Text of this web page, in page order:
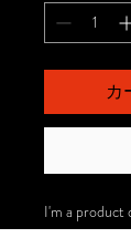
カ
I'm a product